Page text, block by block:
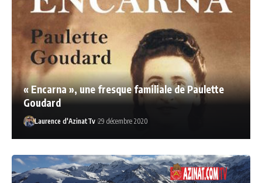
« Encarna », une fresque familiale de Paulette
Goudard
Laurence d'AzinatTv 29 décembre 2020